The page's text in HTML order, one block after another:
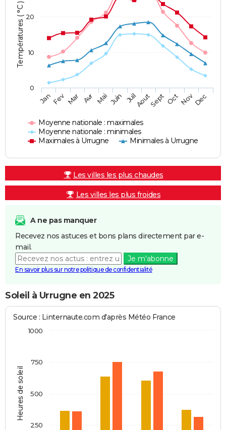
Températures ( °C )
Moyenne nationale : maximales
Moyenne nationale : minimales
Maximales à Urrugne
Minimales à Urrugne
JanFev Mar Avr Mai Juin JuilAoutSept OctNovDec
0
10
20
Les villes les plus chaudes
Les villes les plus froides
A ne pas manquer
Recevez nos astuces et bons plans directement par e-
mail.
Je m'abonne
En savoir plus sur notre politique de confidentialité
Soleil à Urrugne en 2025
Heures de soleil
Source : Linternaute.com d'après Météo France
250
500
750
1000